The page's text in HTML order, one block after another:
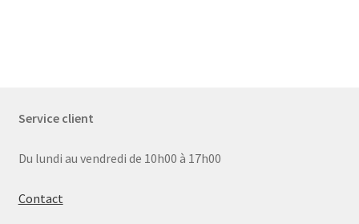
Service client
Du lundi au vendredi de 10h00 à 17h00
Contact